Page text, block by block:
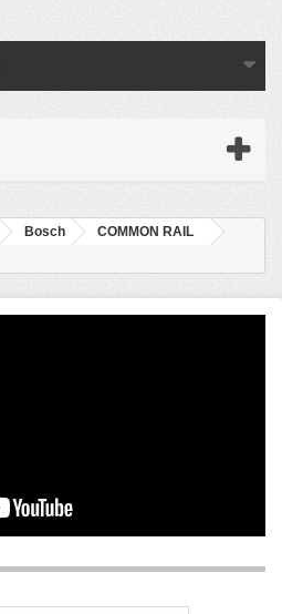
Bosch
COMMON RAIL